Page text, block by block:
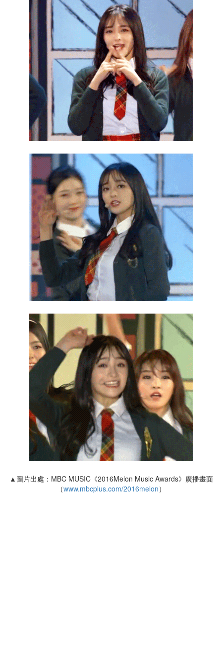
▲圖片出處：MBC MUSIC《2016Melon Music Awards》廣播畫面
（www.mbcplus.com/2016melon）